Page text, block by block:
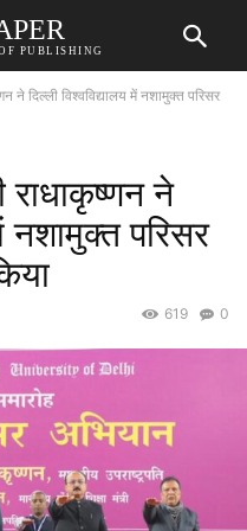
PUBLISHING
ने दिल्ली विश्वविद्यालय में नशामुक्त परिसर
राधाकृष्णन ने
नशामुक्त परिसर
0
619